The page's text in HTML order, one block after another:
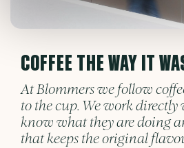
COFFEE THE WAY IT
At Blommers we follow
to the cup. We work
know what they are doing
that keeps the original